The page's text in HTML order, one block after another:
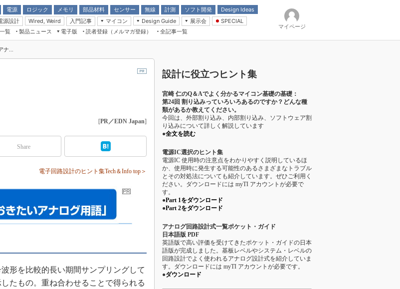
電源
ロジック
メモリ
部品材料
センサー 無線 計測 ソフト開発
Design Ideas
アナログ機能回路
計測とテスト
源設計 Wired, Weird
入門記事
マイコン
マイコン講座
Q&Aで学ぶマイコン講座
Design Guide
計測機器
展示会
CEATEC
組込み/エッジコンピューティング展
SPECIAL
Microchip情報
覧
製品ニュース
電子版
読者登録（メルマガ登録） 全記事一覧
マイページ
...
[PR／EDN Japan]
Share
電子回路設計のヒント集Tech＆Info top＞
形を比較的長い期間サンプリングして
たもの。重ね合わせることで得られる
設計に役立つヒント集
宮崎 仁のQ＆Aでよく分かるマイコン基礎の基礎：
第24回 割り込みっていろいろあるのですか？どんな種
類があるか教えてください。
今回は、外部割り込み、内部割り込み、ソフトウェア割
り込みについて詳しく解説しています
●全文を読む
電源IC選択のヒント集
電源IC 使用時の注意点をわかりやすく説明しているほ
か、使用時に発生する可能性のあるさまざまなトラブル
とその対処法についても紹介しています。ぜひご利用く
ださい。ダウンロードには myTI アカウントが必要で
す。
●Part 1をダウンロード
●Part 2をダウンロード
アナログ回路設計式一覧ポケット・ガイド
日本語版 PDF
英語版で高い評価を受けてきたポケット・ガイドの日本
語版が完成しました。基板レベルやシステム・レベルの
回路設計でよく使われるアナログ設計式を紹介していま
す。ダウンロードには myTI アカウントが必要です。
●ダウンロード